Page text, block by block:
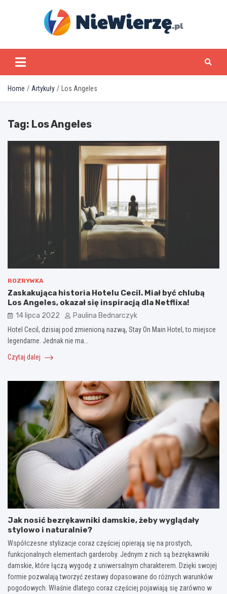
niewierze.pl
Home Artykuły Los Angeles
Tag: Los Angeles
ROZRYWKA
Zaskakująca historia Hotelu Cecil. Miał być chlubą
Los Angeles, okazał się inspiracją dla Netflixa!
14 lipca 2022 Paulina Bednarczyk
Hotel Cecil, dzisiaj pod zmienioną nazwą, Stay On Main Hotel, to miejsce
legendarne. Jednak nie ma…
Czytaj dalej
Jak nosić bezrękawniki damskie, żeby wyglądały
stylowo i naturalnie?
Współczesne stylizacje coraz częściej opierają się na prostych,
funkcjonalnych elementach garderoby. Jednym z nich są bezrękawniki
damskie, które łączą wygodę z uniwersalnym charakterem. Dzięki swojej
formie pozwalają tworzyć zestawy dopasowane do różnych warunków
pogodowych. Właśnie dlatego coraz częściej pojawiają się zarówno w